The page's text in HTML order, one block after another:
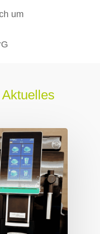
um